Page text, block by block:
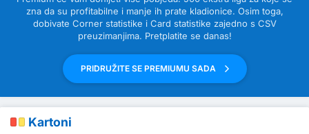
zna da su profitabilne i manje ih prate kladionice. Osim toga,
dobivate Corner statistike i Card statistike zajedno s CSV
preuzimanjima. Pretplatite se danas!
PRIDRUŽITE SE PREMIUMU SADA
Kartoni